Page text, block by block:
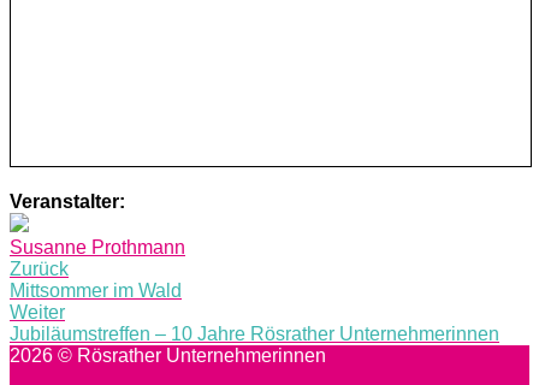
Veranstalter:
Susanne Prothmann
Post
navigation
Zurück
Mittsommer im Wald
Weiter
Jubiläumstreffen – 10 Jahre Rösrather Unternehmerinnen
2026 © Rösrather Unternehmerinnen